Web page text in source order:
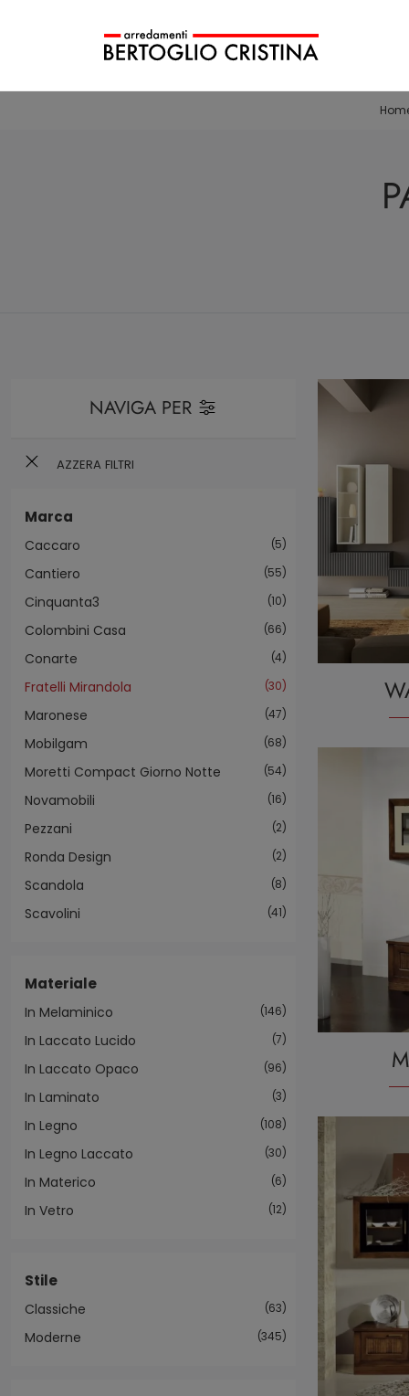
NAVIGA PER
AZZERA FILTRI
Marca
Caccaro 5
Cantiero 55
Cinquanta3 10
Colombini Casa 66
Conarte 4
Fratelli Mirandola 30
Maronese 47
Mobilgam 68
Moretti Compact Giorno Notte 54
Novamobili 16
Pezzani 2
Ronda Design 2
Scandola 8
Scavolini 41
Materiale
In Melaminico 146
In Laccato Lucido 7
In Laccato Opaco 96
In Laminato 3
In Legno 108
In Legno Laccato 30
In Materico 6
In Vetro 12
Stile
Classiche 63
Moderne 345